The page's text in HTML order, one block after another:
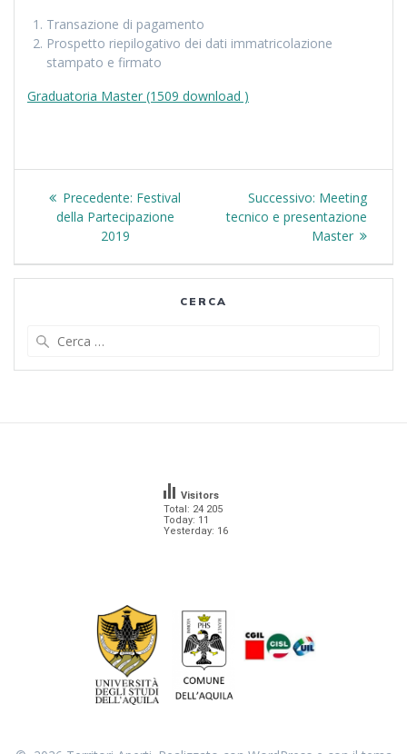
Transazione di pagamento
Prospetto riepilogativo dei dati immatricolazione
stampato e firmato
Graduatoria Master (1509 download )
Navigazione
articoli
Precedente: Articolo
precedente:
Festival
della Partecipazione
2019
Successivo: Articolo
successivo:
Meeting
tecnico e presentazione
Master
CERCA
Total: 24 205
Today: 11
Yesterday: 16
Visitors